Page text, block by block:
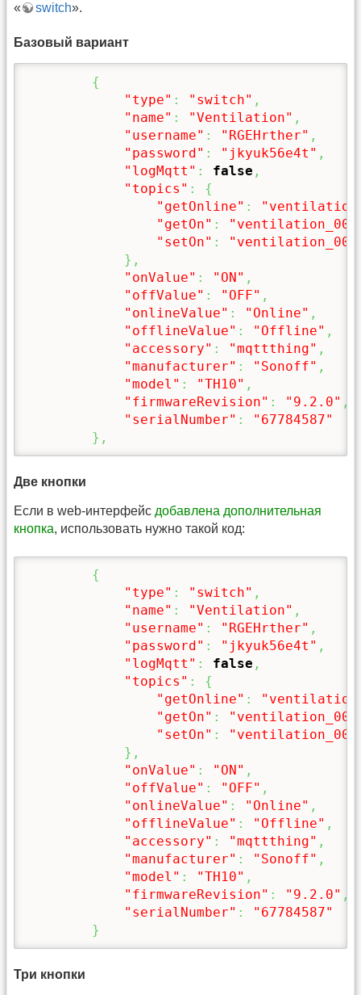
«
switch».
Базовый вариант
{
"type" : "switch" ,
"name" : "Ventilation" ,
"username" : "RGEHrther" ,
"password" : "jkyuk56e4t" ,
"logMqtt" : false ,
"topics" :
{
"getOnline" :
"getOn" :
"setOn" :
} ,
"onValue" : "ON" ,
"offValue" : "OFF" ,
"onlineValue" : "Online" ,
"offlineValue" : "Offline" ,
"accessory" : "mqttthing" ,
"manufacturer" : "Sonoff" ,
"model" : "TH10" ,
"firmwareRevision" : "9.2.0" ,
"serialNumber" :
"67784587"
} ,
Две кнопки
Если в web-интерфейс добавлена дополнительная
кнопка, использовать нужно такой код:
{
"type" : "switch" ,
"name" : "Ventilation" ,
"username" : "RGEHrther" ,
"password" : "jkyuk56e4t" ,
"logMqtt" : false ,
"topics" :
{
"getOnline" :
"getOn" :
"setOn" :
} ,
"onValue" : "ON" ,
"offValue" : "OFF" ,
"onlineValue" : "Online" ,
"offlineValue" : "Offline" ,
"accessory" : "mqttthing" ,
"manufacturer" : "Sonoff" ,
"model" : "TH10" ,
"firmwareRevision" : "9.2.0" ,
"serialNumber" :
"67784587"
}
Три кнопки